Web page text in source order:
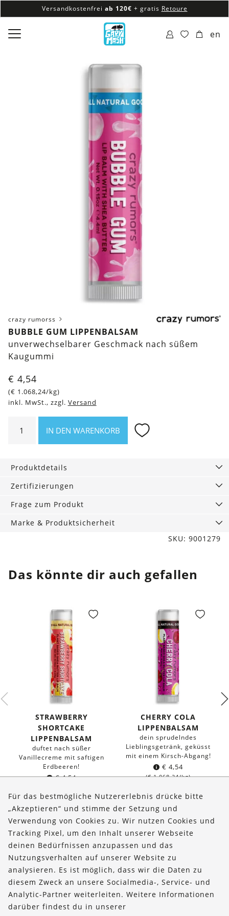
Versandkostenfrei ab 120€ + gratis Retoure
100% veganes & fair produziertes Sortiment
Versandkostenfrei ab 120€
en
crazy rumorss
BUBBLE GUM LIPPENBALSAM
unverwechselbarer Geschmack nach süßem
Kaugummi
€ 4,54
(€ 1.068,24/kg)
inkl. MwSt., zzgl. Versand
Gum
Lippenbalsam
IN DEN WARENKORB
Produktdetails
Zertifizierungen
Frage zum Produkt
Marke & Produktsicherheit
SKU: 9001279
Das könnte dir auch gefallen
STRAWBERRY
SHORTCAKE
LIPPENBALSAM
duftet nach süßer
Vanillecreme mit saftigen
Erdbeeren!
€4,54
CHERRY COLA
LIPPENBALSAM
dein sprudelndes
Lieblingsgetränk, geküsst
mit einem Kirsch-Abgang!
€ 4,54
(€1.068,24/kg)
Über uns
Bestellungen
Kontakt & Hilfe
FOLLOW US
Für das bestmögliche Nutzererlebnis drücke bitte
„Akzeptieren“ und stimme der Setzung und
Verwendung von Cookies zu. Wir nutzen Cookies und
Tracking Pixel, um den Inhalt unserer Webseite
deinen Bedürfnissen anzupassen und das
Nutzungsverhalten auf unserer Website zu
analysieren. Es ist möglich, dass wir die Daten zu
diesem Zweck an unsere Socialmedia-, Service- und
Analytic-Partner weiterleiten. Weitere Informationen
darüber findest du in unserer